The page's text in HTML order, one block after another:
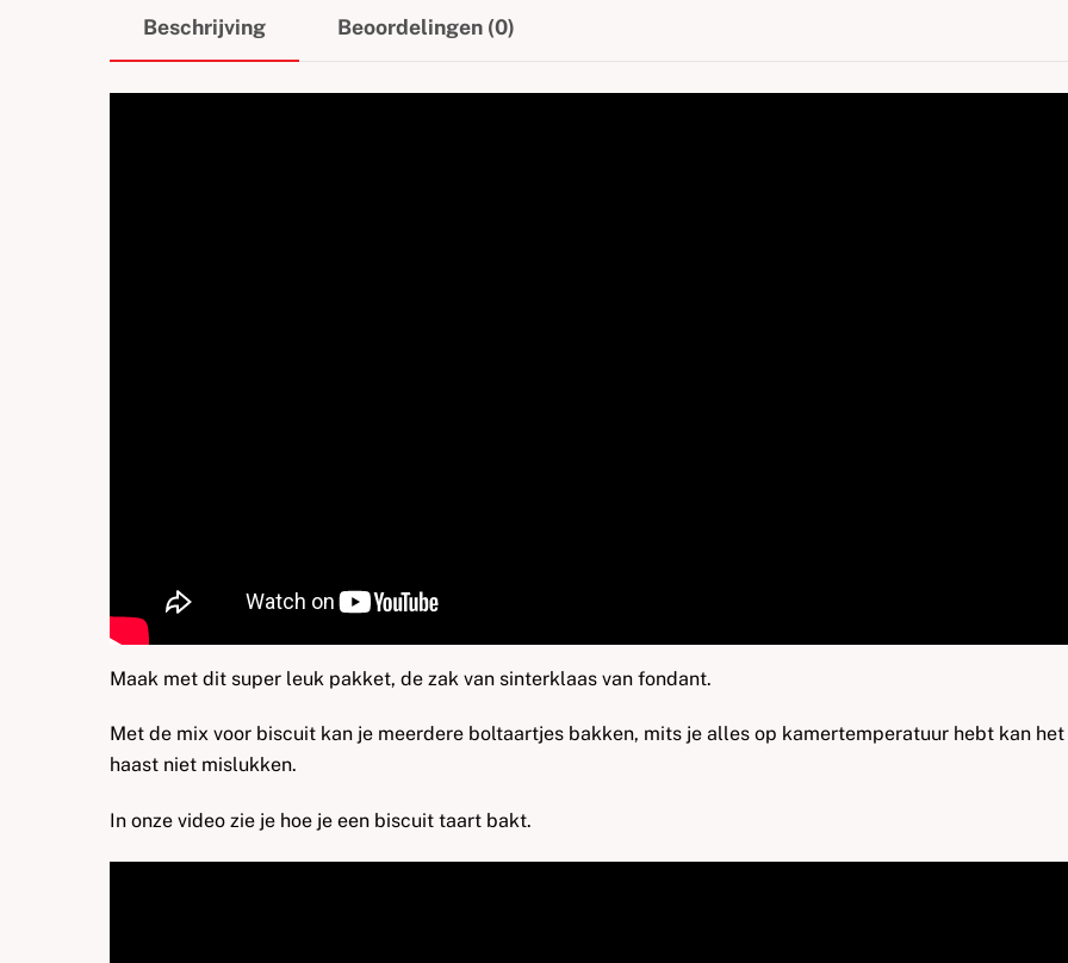
Beschrijving Beoordelingen (0)
Maak met dit super leuk pakket, de zak van sinterklaas van fondant.
Met de mix voor biscuit kan je meerdere boltaartjes bakken, mits je alles op kamertemperatuur hebt kan het
haast niet mislukken.
In onze video zie je hoe je een biscuit taart bakt.